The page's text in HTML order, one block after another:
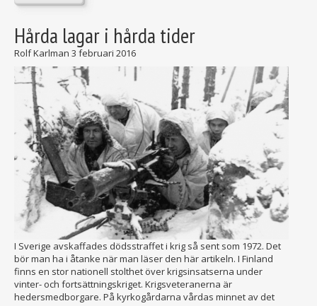
Hårda lagar i hårda tider
Rolf Karlman 3 februari 2016
I Sverige avskaffades dödsstraffet i krig så sent som 1972. Det
bör man ha i åtanke när man läser den här artikeln. I Finland
finns en stor nationell stolthet över krigsinsatserna under
vinter- och fortsättningskriget. Krigsveteranerna är
hedersmedborgare. På kyrkogårdarna vårdas minnet av det